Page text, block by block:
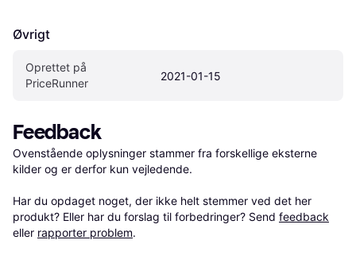
Øvrigt
Oprettet på
PriceRunner
2021-01-15
Feedback
Ovenstående oplysninger stammer fra forskellige eksterne
kilder og er derfor kun vejledende.
Har du opdaget noget, der ikke helt stemmer ved det her
produkt? Eller har du forslag til forbedringer? Send feedback
eller rapporter problem.